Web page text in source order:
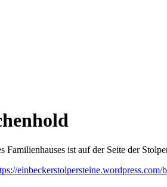
ist auf der Seite der